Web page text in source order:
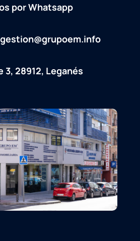
por Whatsapp
3, 28912, Leganés